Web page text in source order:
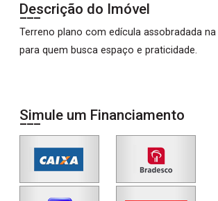
Descrição do Imóvel
Terreno plano com edícula assobradada na
para quem busca espaço e praticidade.
Simule um Financiamento